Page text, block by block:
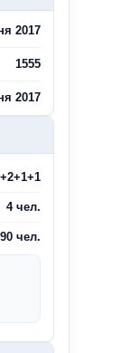
2017
1555
2017
4 чел.
чел.